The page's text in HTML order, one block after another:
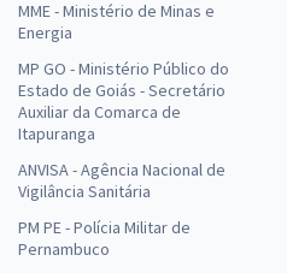
MME - Ministério de Minas e
Energia
MP GO - Ministério Público do
Estado de Goiás - Secretário
Auxiliar da Comarca de
Itapuranga
ANVISA - Agência Nacional de
Vigilância Sanitária
PM PE - Polícia Militar de
Pernambuco